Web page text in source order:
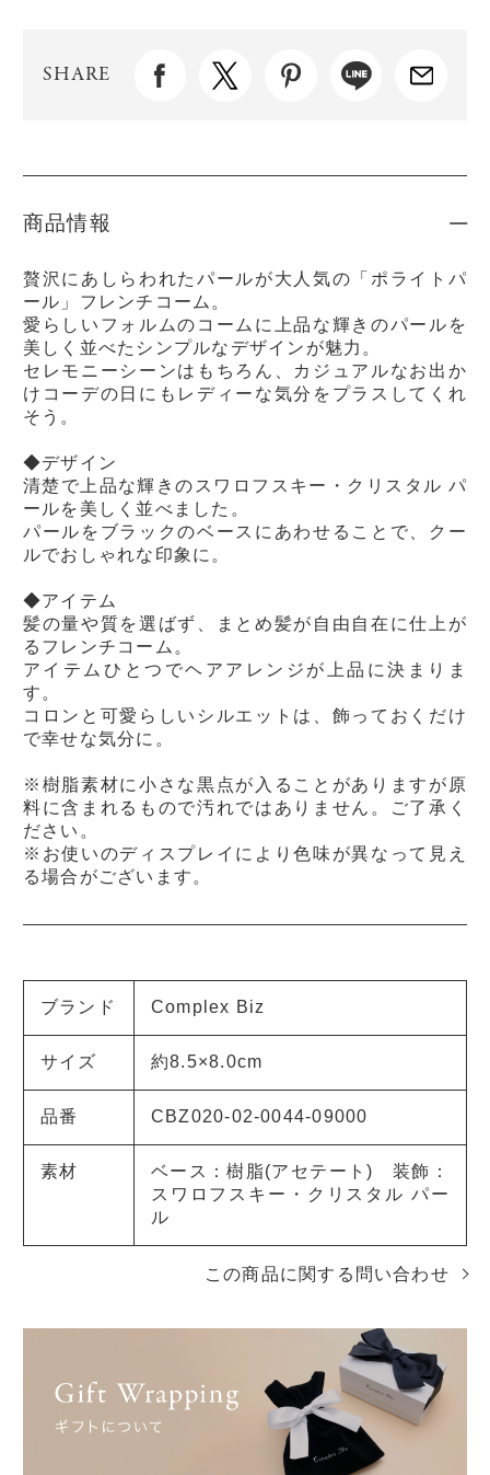
SHARE
商品情報
贅沢にあしらわれたパールが大人気の「ポライトパ
ール」フレンチコーム。
愛らしいフォルムのコームに上品な輝きのパールを
美しく並べたシンプルなデザインが魅力。
セレモニーシーンはもちろん、カジュアルなお出か
けコーデの日にもレディーな気分をプラスしてくれ
そう。
◆デザイン
清楚で上品な輝きのスワロフスキー・クリスタル パ
ールを美しく並べました。
パールをブラックのベースにあわせることで、クー
ルでおしゃれな印象に。
◆アイテム
髪の量や質を選ばず、まとめ髪が自由自在に仕上が
るフレンチコーム。
アイテムひとつでヘアアレンジが上品に決まりま
す。
コロンと可愛らしいシルエットは、飾っておくだけ
で幸せな気分に。
※樹脂素材に小さな黒点が入ることがありますが原
料に含まれるもので汚れではありません。ご了承く
ださい。
※お使いのディスプレイにより色味が異なって見え
る場合がございます。
ブランド Complex Biz
サイズ 約8.5×8.0cm
品番 CBZ020-02-0044-09000
素材
ベース：樹脂(アセテート) 装飾：
スワロフスキー・クリスタル パー
ル
この商品に関する問い合わせ